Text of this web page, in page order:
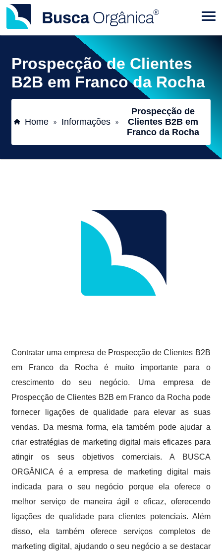
Prospecção de Clientes
B2B em Franco da Rocha
Home » Informações »
Prospecção de
Clientes B2B em
Franco da Rocha
Contratar uma empresa de Prospecção de Clientes B2B
em Franco da Rocha é muito importante para o
crescimento do seu negócio. Uma empresa de
Prospecção de Clientes B2B em Franco da Rocha pode
fornecer ligações de qualidade para elevar as suas
vendas. Da mesma forma, ela também pode ajudar a
criar estratégias de marketing digital mais eficazes para
atingir os seus objetivos comerciais. A BUSCA
ORGÂNICA é a empresa de marketing digital mais
indicada para o seu negócio porque ela oferece o
melhor serviço de maneira ágil e eficaz, oferecendo
ligações de qualidade para clientes potenciais. Além
disso, ela também oferece serviços completos de
marketing digital, ajudando o seu negócio a se destacar